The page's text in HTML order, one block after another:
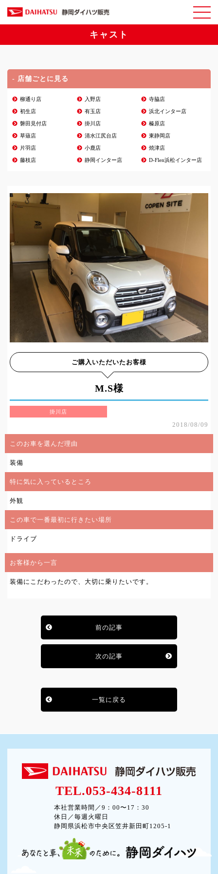
キャスト
- 店舗ごとに見る
柳通り店 入野店 寺脇店
初生店 有玉店 浜北インター店
磐田見付店 掛川店 榛原店
草薙店 清水江尻台店 東静岡店
片羽店 小鹿店 焼津店
藤枝店 静岡インター店 D-Flen浜松インター店
ご購入いただいたお客様
M.S様
掛川店
2018/08/09
このお車を選んだ理由
装備
特に気に入っているところ
外観
この車で一番最初に行きたい場所
ドライブ
お客様から一言
装備にこだわったので、大切に乗りたいです。
前の記事
次の記事
一覧に戻る
TEL.053-434-8111
本社営業時間／9：00〜17：30
休日／毎週火曜日
静岡県浜松市中央区笠井新田町1205-1